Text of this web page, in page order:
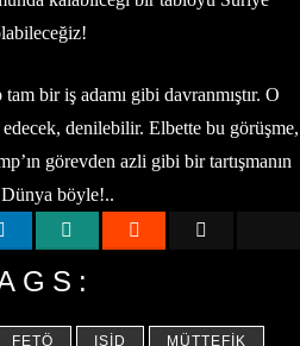
bir iş adamı gibi davranmıştır. O
denilebilir. Elbette bu görüşme,
görevden azli gibi bir tartışmanın
Dünya böyle!..
FETÖ IŞİD
MÜTTEFIK